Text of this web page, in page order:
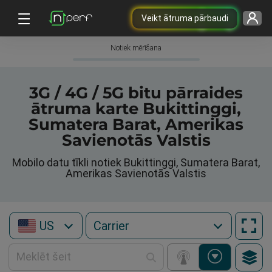
Veikt ātruma pārbaudi
Notiek mērīšana
3G / 4G / 5G bitu pārraides
ātruma karte Bukittinggi,
Sumatera Barat, Amerikas
Savienotās Valstis
Mobilo datu tīkli notiek Bukittinggi, Sumatera Barat,
Amerikas Savienotās Valstis
US